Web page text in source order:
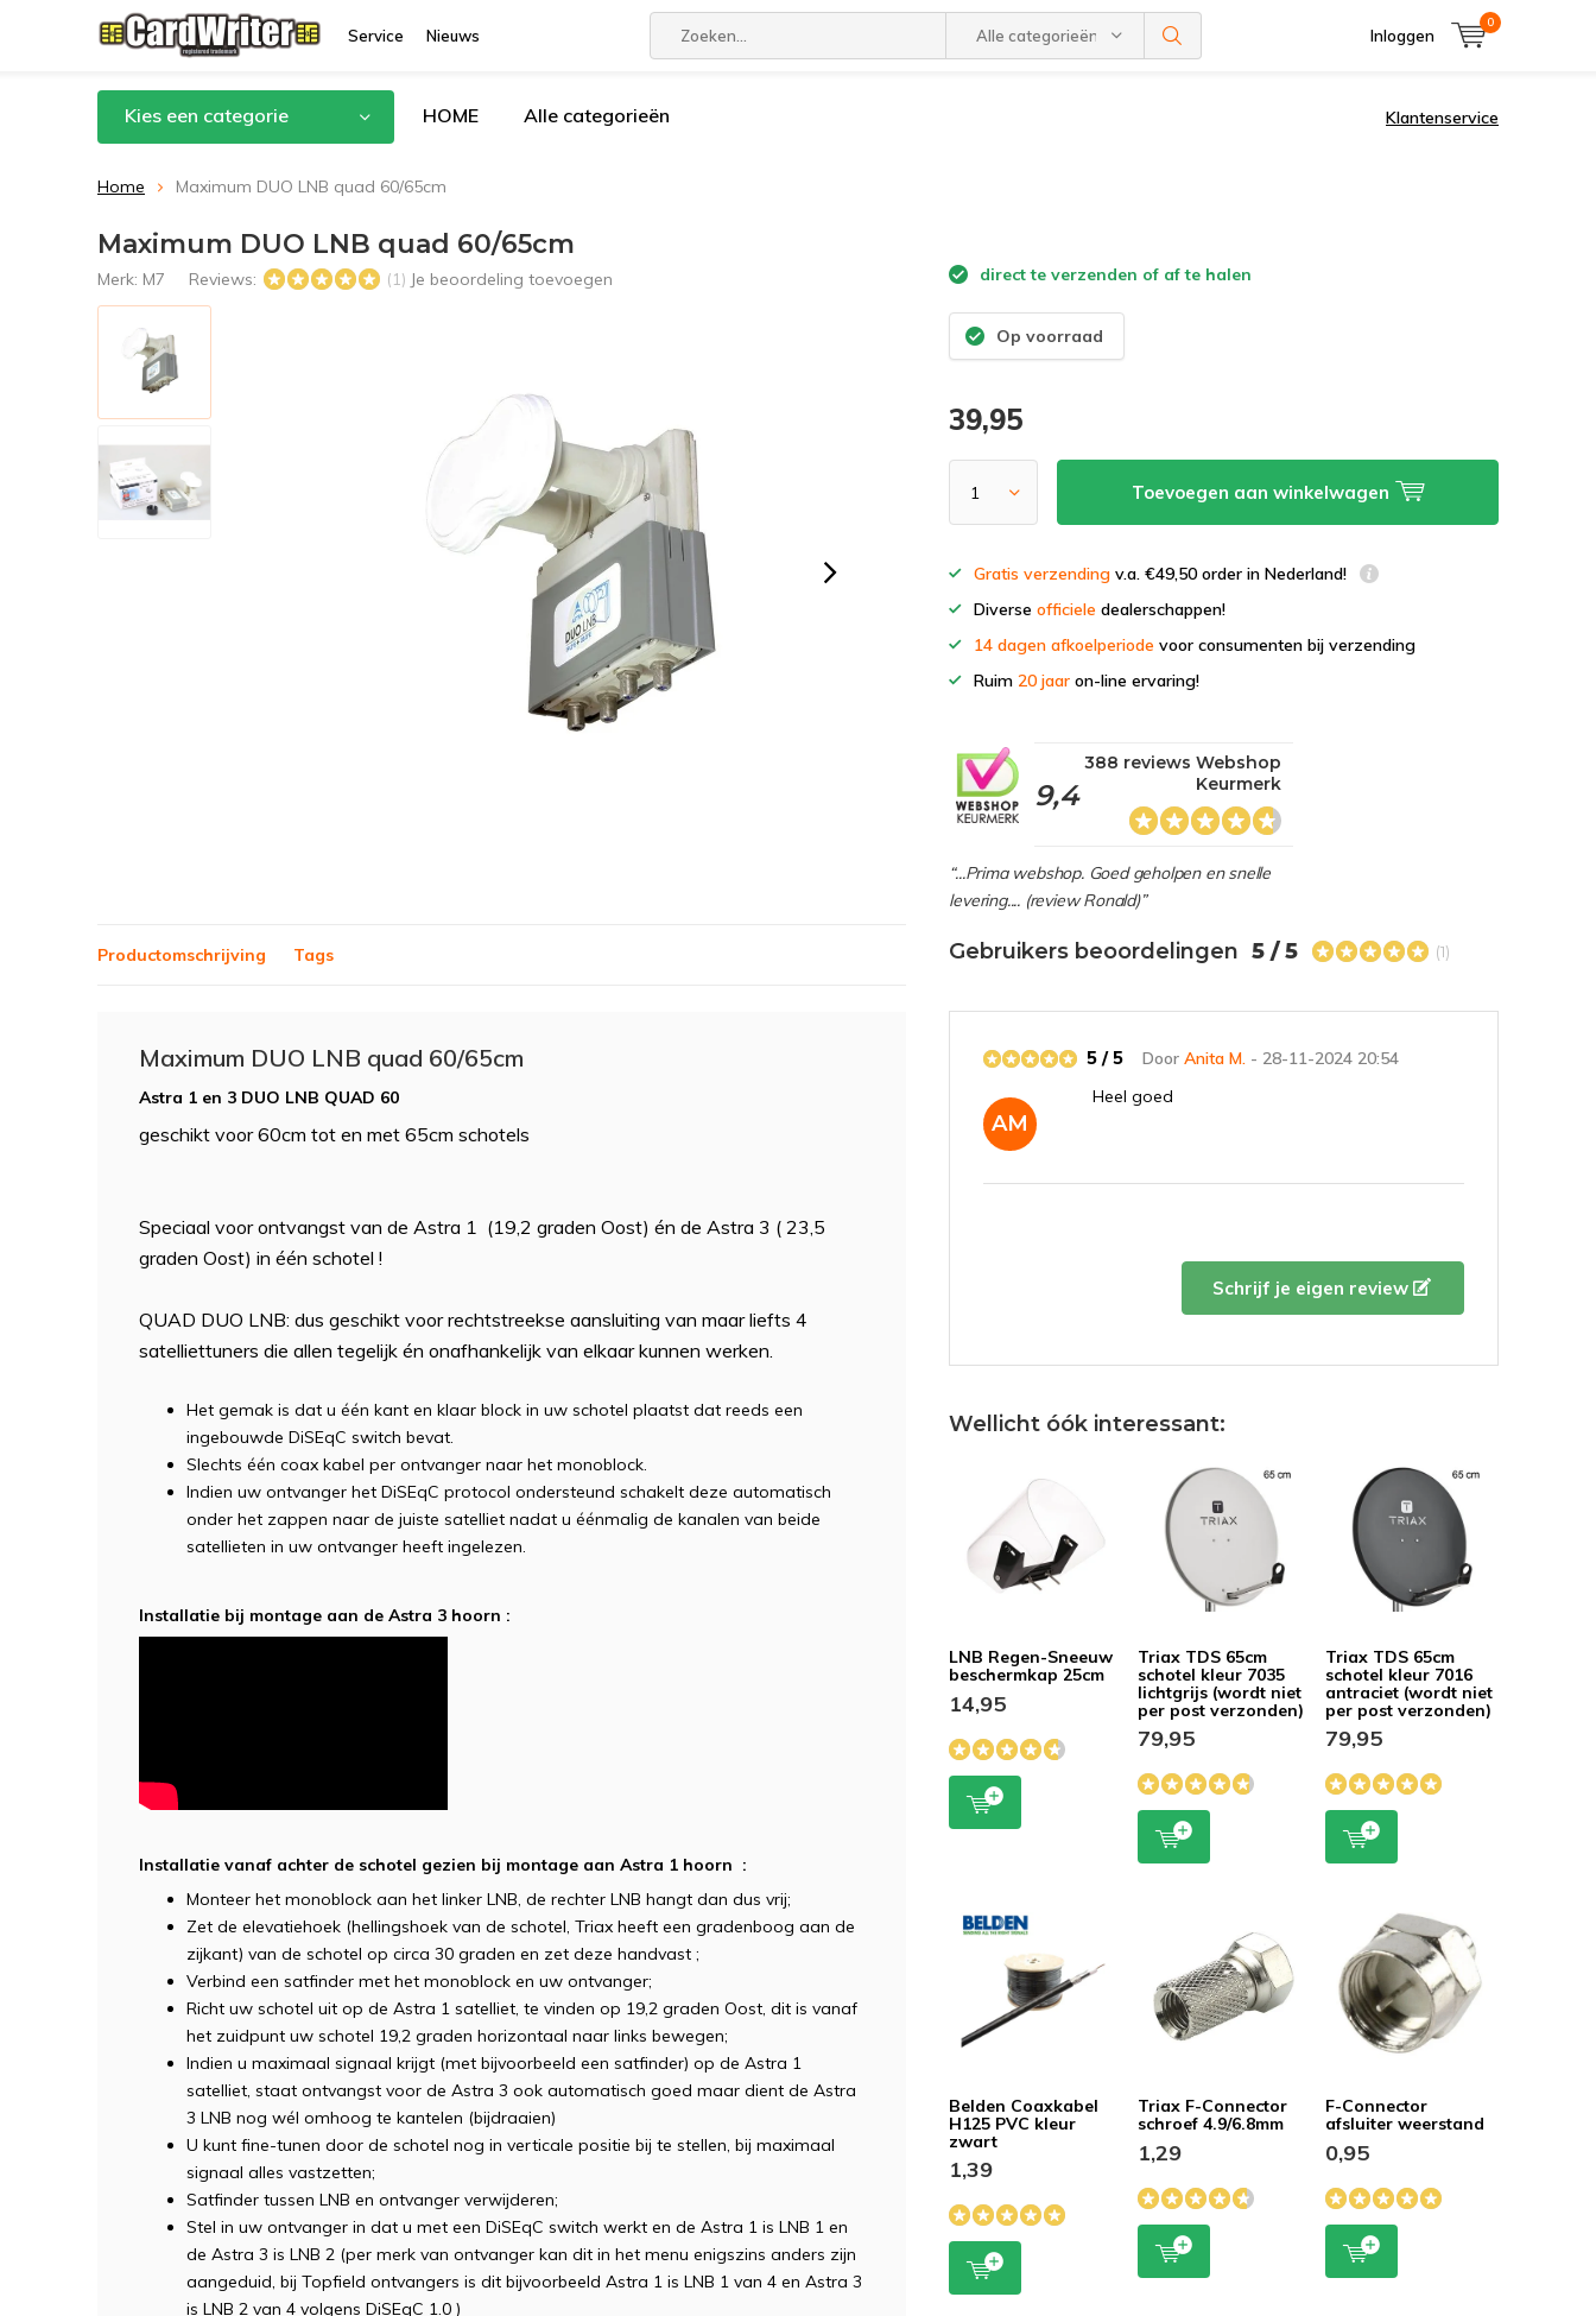
Service Nieuws Alle categorieën Inloggen
0
Kies een categorie HOME Alle categorieën Klantenservice
Home Maximum DUO LNB quad 60/65cm
Maximum DUO LNB quad 60/65cm
Merk: M7 Reviews: (1) Je beoordeling toevoegen direct te verzenden of af te halen
Op voorraad
39,95
Toevoegen aan winkelwagen
Gratis verzending v.a. €49,50 order in Nederland!
Diverseofficiele dealerschappen!
14 dagen afkoelperiode voor consumenten bij verzending
Ruim20 jaar on-line ervaring!
9,4
388 reviews Webshop
Keurmerk
“...Prima webshop. Goed geholpen en snelle
levering.... (review Ronald)”
Productomschrijving Tags
Maximum DUO LNB quad 60/65cm
Astra 1 en 3 DUO LNB QUAD 60
geschikt voor 60cm tot en met 65cm schotels
Speciaal voor ontvangst van de Astra 1 (19,2 graden Oost) én de Astra 3 ( 23,5
graden Oost) in één schotel !
QUAD DUO LNB: dus geschikt voor rechtstreekse aansluiting van maar liefts 4
satelliettuners die allen tegelijk én onafhankelijk van elkaar kunnen werken.
Het gemak is dat u één kant en klaar block in uw schotel plaatst dat reeds een
ingebouwde DiSEqC switch bevat.
Slechts één coax kabel per ontvanger naar het monoblock.
Indien uw ontvanger het DiSEqC protocol ondersteund schakelt deze automatisch
onder het zappen naar de juiste satelliet nadat u éénmalig de kanalen van beide
satellieten in uw ontvanger heeft ingelezen.
Installatie bij montage aan de Astra 3 hoorn :
Installatie vanaf achter de schotel gezien bij montage aan Astra 1 hoorn :
Monteer het monoblock aan het linker LNB, de rechter LNB hangt dan dus vrij;
Zet de elevatiehoek (hellingshoek van de schotel, Triax heeft een gradenboog aan de
zijkant) van de schotel op circa 30 graden en zet deze handvast ;
Verbind een satfinder met het monoblock en uw ontvanger;
Richt uw schotel uit op de Astra 1 satelliet, te vinden op 19,2 graden Oost, dit is vanaf
het zuidpunt uw schotel 19,2 graden horizontaal naar links bewegen;
Indien u maximaal signaal krijgt (met bijvoorbeeld een satfinder) op de Astra 1
satelliet, staat ontvangst voor de Astra 3 ook automatisch goed maar dient de Astra
3 LNB nog wél omhoog te kantelen (bijdraaien)
U kunt fine-tunen door de schotel nog in verticale positie bij te stellen, bij maximaal
signaal alles vastzetten;
Satfinder tussen LNB en ontvanger verwijderen;
Stel in uw ontvanger in dat u met een DiSEqC switch werkt en de Astra 1 is LNB 1 en
de Astra 3 is LNB 2 (per merk van ontvanger kan dit in het menu enigszins anders zijn
aangeduid, bij Topfield ontvangers is dit bijvoorbeeld Astra 1 is LNB 1 van 4 en Astra 3
is LNB 2 van 4 volgens DiSEqC 1.0 )
Gebruikers beoordelingen 5 / 5 (1)
AM
DoorAnita M. - 28-11-2024 20:54
5 / 5
Heel goed
Schrijf je eigen review
Wellicht óók interessant:
LNB Regen-Sneeuw
beschermkap 25cm
14,95
Triax TDS 65cm
schotel kleur 7035
lichtgrijs (wordt niet
per post verzonden)
79,95
Triax TDS 65cm
schotel kleur 7016
antraciet (wordt niet
per post verzonden)
79,95
Belden Coaxkabel
H125 PVC kleur
zwart
1,39
Triax F-Connector
schroef 4.9/6.8mm
1,29
F-Connector
afsluiter weerstand
0,95